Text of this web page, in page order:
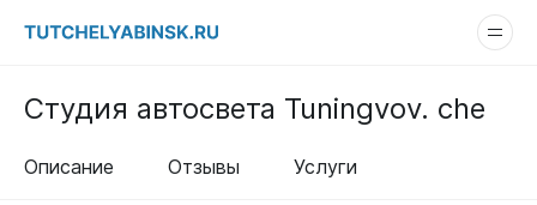
Студия автосвета Tuningvov. che
Описание Отзывы Услуги